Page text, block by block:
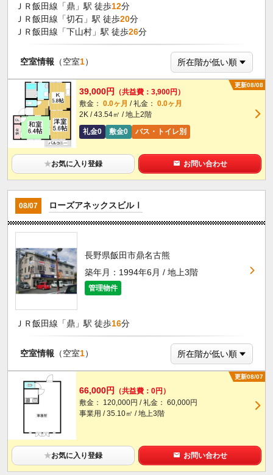
ＪＲ飯田線「鼎」駅 徒歩12分
ＪＲ飯田線「切石」駅 徒歩20分
ＪＲ飯田線「下山村」駅 徒歩26分
空室情報 （空室1）
更新08/08
39,000円
（共益費：3,900円）
敷金： 0.0ヶ月 / 礼金： 0.0ヶ月
2K / 43.54㎡ / 地上2階
礼金0
敷金0 バス・トイレ別
★お気に入り登録 お問い合わせ
08/07 ローズアネックスビルⅠ
長野県飯田市鼎名古熊
築年月：1994年6月 / 地上3階
管理物件
ＪＲ飯田線「鼎」駅 徒歩16分
空室情報 （空室1）
更新08/07
66,000円
（共益費：0円）
敷金： 120,000円 / 礼金： 60,000円
事業用 / 35.10㎡ / 地上3階
★お気に入り登録 お問い合わせ